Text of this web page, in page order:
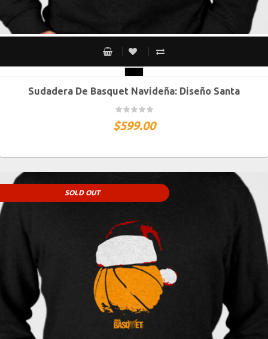
CH M G XG XXG
Sudadera De Basquet Navideña: Diseño Santa
$599.00
SOLD OUT